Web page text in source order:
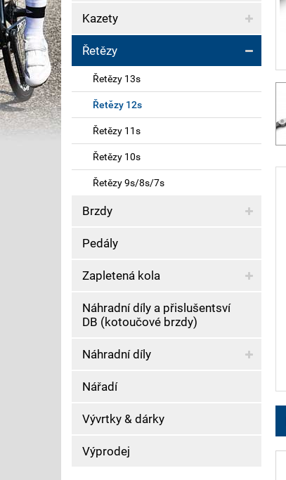
Kazety
Řetězy
Řetězy 13s
Řetězy 12s
Řetězy 11s
Řetězy 10s
Řetězy 9s/8s/7s
Brzdy
Pedály
Zapletená kola
Náhradní díly a přislušentsví
DB (kotoučové brzdy)
Náhradní díly
Nářadí
Vývrtky & dárky
Výprodej